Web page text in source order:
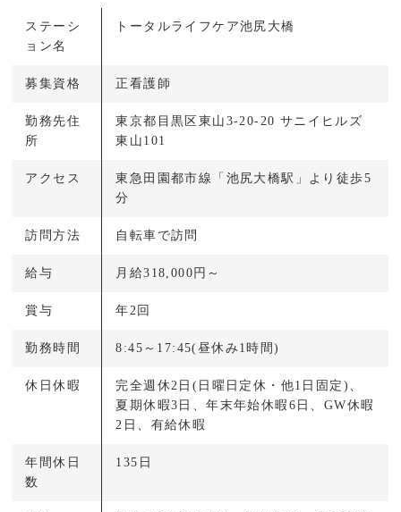
ステーシ
ョン名
トータルライフケア池尻大橋
募集資格 正看護師
勤務先住
所
東京都目黒区東山3-20-20 サニイヒルズ
東山101
アクセス
東急田園都市線「池尻大橋駅」より徒歩5
分
訪問方法 自転車で訪問
給与 月給318,000円～
賞与 年2回
勤務時間 8:45～17:45(昼休み1時間)
休日休暇
完全週休2日(日曜日定休・他1日固定)、
夏期休暇3日、年末年始休暇6日、GW休暇
2日、有給休暇
年間休日
数
135日